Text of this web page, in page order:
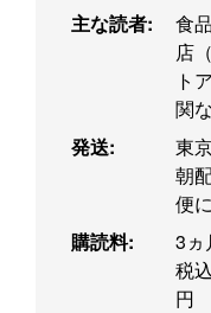
主な読者:
食
店
ト
関
発送:
東
朝
便
購読料:
3ヵ
税
円